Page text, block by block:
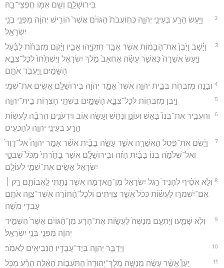
בִּירוּשָׁלִָ֑ם וְשֵׁ֥ם אִמּ֖וֹ חֶפְצִי־בָֽהּ׃
2
וַיַּ֥עַשׂ הָרַ֖ע בְּעֵינֵ֣י יְהוָ֑ה כְּתֽוֹעֲבֹת֙ הַגּוֹיִ֔ם אֲשֶׁר֙ הוֹרִ֣ישׁ יְהוָ֔ה מִפְּנֵ֖י בְּנֵ֥י
יִשְׂרָאֵֽל׃
3
וַיָּ֗שָׁב וַיִּ֙בֶן֙ אֶת־הַבָּמ֔וֹת אֲשֶׁ֥ר אִבַּ֖ד חִזְקִיָּ֣הוּ אָבִ֑יו וַיָּ֨קֶם מִזְבְּחֹ֜ת לַבַּ֗עַל
וַיַּ֤עַשׂ אֲשֵׁרָה֙ כַּאֲשֶׁ֣ר עָשָׂ֗ה אַחְאָב֙ מֶ֣לֶךְ יִשְׂרָאֵ֔ל וַיִּשְׁתַּ֙חוּ֙ לְכָל־צְבָ֣א
הַשָּׁמַ֔יִם וַֽיַּעֲבֹ֖ד אֹתָֽם׃
4 וּבָנָ֥ה מִזְבְּחֹ֖ת בְּבֵ֣ית יְהוָ֑ה אֲשֶׁר֙ אָמַ֣ר יְהוָ֔ה בִּירוּשָׁלִַ֖ם אָשִׂ֥ים אֶת־שְׁמִֽי׃
5 וַיִּ֥בֶן מִזְבְּח֖וֹת לְכָל־צְבָ֣א הַשָּׁמָ֑יִם בִּשְׁתֵּ֖י חַצְר֥וֹת בֵּית־יְהוָֽה׃
6
וְהֶעֱבִ֤יר אֶת־בְּנוֹ֙ בָּאֵ֔שׁ וְעוֹנֵ֣ן וְנִחֵ֔שׁ וְעָ֥שָׂה א֖וֹב וְיִדְּעֹנִ֑ים הִרְבָּ֗ה לַעֲשׂ֥וֹת
הָרַ֛ע בְּעֵינֵ֥י יְהוָ֖ה לְהַכְעִֽיס׃
7
וַיָּ֕שֶׂם אֶת־פֶּ֥סֶל הָאֲשֵׁרָ֖ה אֲשֶׁ֣ר עָשָׂ֑ה בַּבַּ֗יִת אֲשֶׁ֨ר אָמַ֤ר יְהוָה֙ אֶל־דָּוִד֙
וְאֶל־שְׁלֹמֹ֣ה בְנ֔וֹ בַּבַּ֨יִת הַזֶּ֜ה וּבִירוּשָׁלִַ֗ם אֲשֶׁ֤ר בָּחַ֙רְתִּי֙ מִכֹּל֙ שִׁבְטֵ֣י
יִשְׂרָאֵ֔ל אָשִׂ֥ים אֶת־שְׁמִ֖י לְעוֹלָֽם׃
8 וְלֹ֣א אֹסִ֗יף לְהָנִיד֙ רֶ֣גֶל יִשְׂרָאֵ֔ל מִן־הָ֣אֲדָמָ֔ה אֲשֶׁ֥ר נָתַ֖תִּי לַֽאֲבוֹתָ֑ם רַ֣ק ׀
אִם־יִשְׁמְר֣וּ לַעֲשׂ֗וֹת כְּכֹל֙ אֲשֶׁ֣ר צִוִּיתִ֔ים וּלְכָל־הַ֨תּוֹרָ֔ה אֲשֶׁר־צִוָּ֥ה אֹתָ֖ם
עַבְדִּ֥י מֹשֶֽׁה׃
9
וְלֹ֖א שָׁמֵ֑עוּ וַיַּתְעֵ֤ם מְנַשֶּׁה֙ לַעֲשׂ֣וֹת אֶת־הָרָ֔ע מִן־הַ֨גּוֹיִ֔ם אֲשֶׁר֙ הִשְׁמִ֣יד
יְהוָ֔ה מִפְּנֵ֖י בְּנֵ֥י יִשְׂרָאֵֽל׃
10 וַיְדַבֵּ֧ר יְהוָ֛ה בְּיַד־עֲבָדָ֥יו הַנְּבִיאִ֖ים לֵאמֹֽר׃
11
יַעַן֩ אֲשֶׁ֨ר עָשָׂ֜ה מְנַשֶּׁ֤ה מֶֽלֶךְ־יְהוּדָה֙ הַתֹּעֵב֣וֹת הָאֵ֔לֶּה הֵרַ֕ע מִכֹּ֛ל